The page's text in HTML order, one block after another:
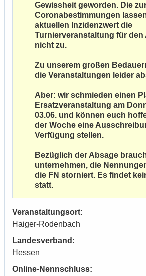
Gewissheit geworden. Die
Coronabestimmungen
aktuellen Inzidenzwert die
Turnierveranstaltung für den
nicht zu.
Zu unserem großen
die Veranstaltungen leider
Aber: wir schmieden einen
Ersatzveranstaltung am
03.06. und können euch
der Woche eine
Verfügung stellen.
Bezüglich der Absage
unternehmen, die
die FN storniert. Es findet
statt.
Veranstaltungsort:
Haiger-Rodenbach
Landesverband:
Hessen
Online-Nennschluss: